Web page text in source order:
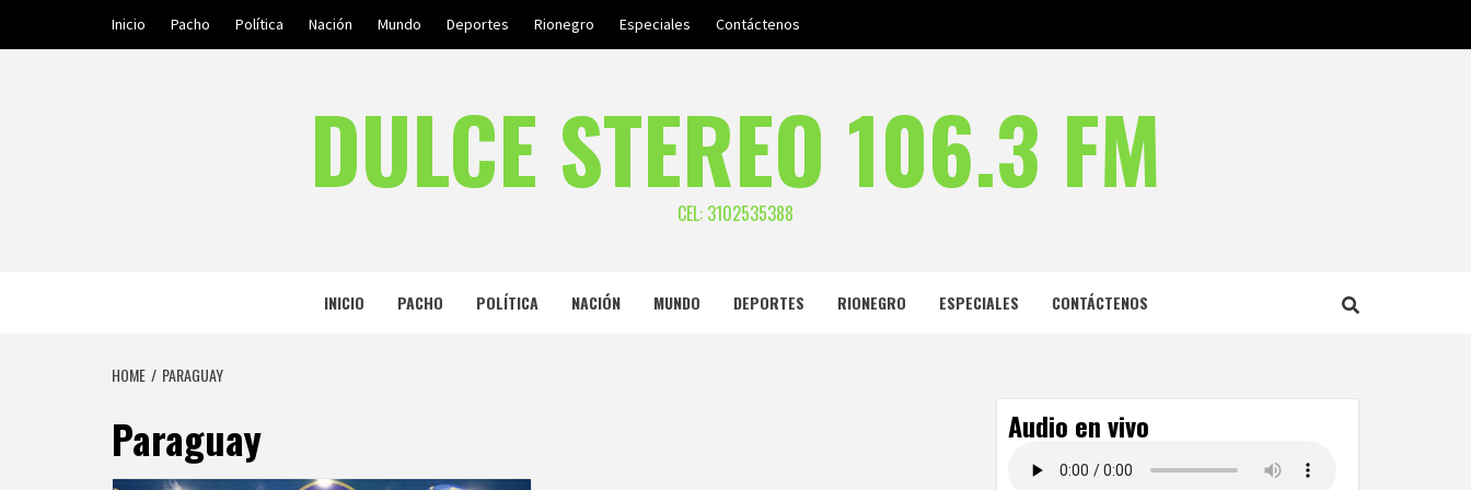
Inicio Pacho Política Nación Mundo Deportes Rionegro Especiales Contáctenos
DULCE STEREO 106.3 FM
CEL: 3102535388
INICIO PACHO POLÍTICA NACIÓN MUNDO DEPORTES RIONEGRO ESPECIALES CONTÁCTENOS
HOME PARAGUAY
Paraguay Audio en vivo